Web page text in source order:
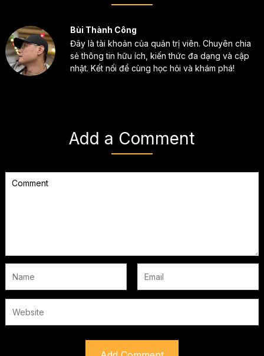
Bùi Thành Công
Đây là tài khoản của quản trị viên. Chuyên chia
sẻ thông tin hữu ích, kiến thức đa dạng và cập
nhật. Kết nối để cùng học hỏi và khám phá!
Add a Comment